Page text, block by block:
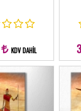
KDV DAHİL